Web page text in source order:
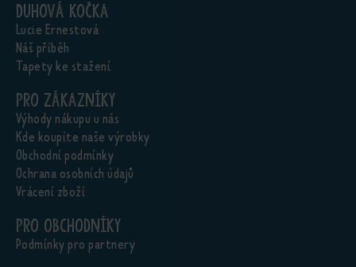
Duhová kočka
Lucie Ernestová
Náš příběh
Tapety ke stažení
Pro zákazníky
Výhody nákupu u nás
Kde koupíte naše výrobky
Obchodní podmínky
Ochrana osobních údajů
Vrácení zboží
Pro obchodníky
Podmínky pro partnery